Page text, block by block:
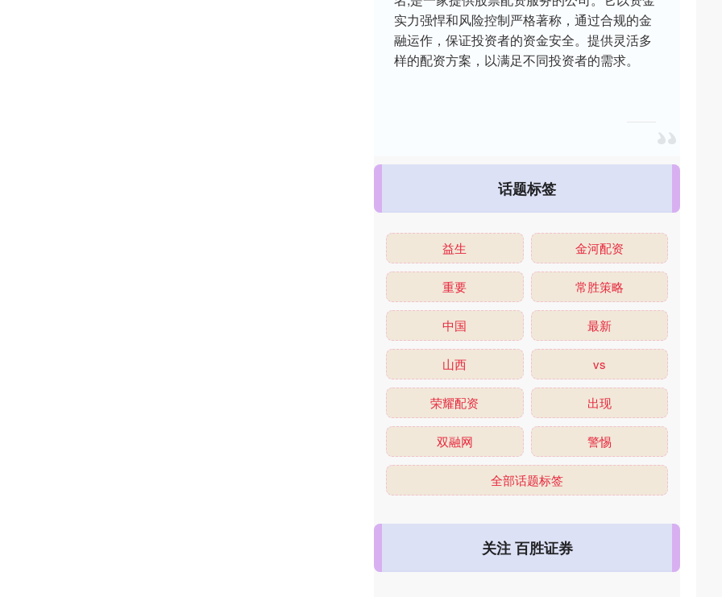
实力强悍和风险控制严格著称，通过合规的金
融运作，保证投资者的资金安全。提供灵活多
样的配资方案，以满足不同投资者的需求。
话题标签
益生 金河配资
重要 常胜策略
中国 最新
山西 vs
荣耀配资 出现
双融网 警惕
全部话题标签
关注 百胜证券